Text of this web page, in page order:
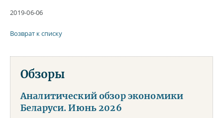
2019-06-06
Возврат к списку
Обзоры
Аналитический обзор экономики
Беларуси. Июнь 2026